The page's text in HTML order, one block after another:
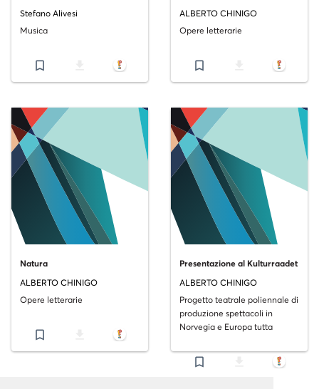
Stefano Alivesi
Musica
bookmark_border
ALBERTO CHINIGO
Opere letterarie
bookmark_border
Natura
ALBERTO CHINIGO
Opere letterarie
bookmark_border
Presentazione al Kulturraadet
ALBERTO CHINIGO
Progetto teatrale poliennale di
produzione spettacoli in
Norvegia e Europa tutta
bookmark_border